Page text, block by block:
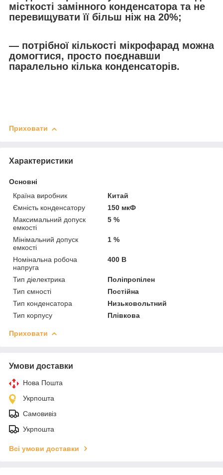
місткості замінного конденсатора та не
перевищувати її більш ніж на 20%;
— потрібної кількості мікрофарад можна
домогтися, просто поєднавши
паралельно кілька конденсаторів.
Приховати
Характеристики
Основні
Країна виробник
Китай
Ємність конденсатору
150 мкФ
Максимальний допуск
емкості
5 %
Мінімальний допуск
емкості
1 %
Номінальна робоча
напруга
400 В
Тип діелектрика
Поліпропілен
Тип ємності
Постійна
Тип конденсатора
Низьковольтний
Тип корпусу
Плівкова
Приховати
Умови доставки
Нова Пошта
Укрпошта
Самовивіз
Укрпошта
Всі умови доставки